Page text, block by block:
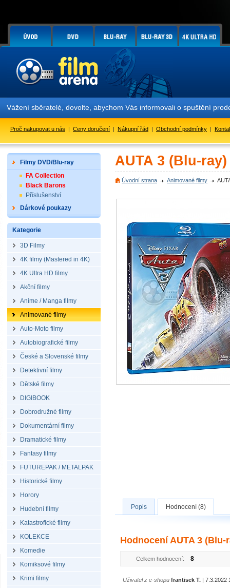
dovolte, abychom Vás informovali o spuštění prodeje
Proč nakupovat u nás | Ceny doručení | Nákupní řád | Obchodní podmínky |
Filmy DVD/Blu-ray
FA Collection
Black Barons
Příslušenství
Dárkové poukazy
Kategorie
3D Filmy
4K filmy (Mastered in 4K)
4K Ultra HD filmy
Akční filmy
Anime / Manga filmy
Animované filmy
Auto-Moto filmy
Autobiografické filmy
České a Slovenské filmy
Detektivní filmy
Dětské filmy
DIGIBOOK
Dobrodružné filmy
Dokumentární filmy
Dramatické filmy
Fantasy filmy
FUTUREPAK / METALPAK
Historické filmy
Horory
Hudební filmy
Katastrofické filmy
KOLEKCE
Komedie
Komiksové filmy
Krimi filmy
AUTA 3 (Blu-ray)
Úvodní strana Animované filmy
Popis Hodnocení (8)
Hodnocení AUTA 3 (Blu-
Celkem hodnocení: 8
Uživatel z e-shopu frantisek T. | 7.3.2022